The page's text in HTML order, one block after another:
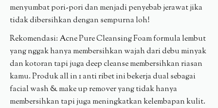
menyumbat pori-pori dan menjadi penyebab jerawat jika
tidak dibersihkan dengan sempurna loh!
Rekomendasi: Acne Pure Cleansing Foam formula lembut
yang nggak hanya membersihkan wajah dari debu minyak
dan kotoran tapi juga deep cleanse membersihkan riasan
kamu. Produk all in 1 anti ribet ini bekerja dual sebagai
facial wash & make up remover yang tidak hanya
membersihkan tapi juga meningkatkan kelembapan kulit.